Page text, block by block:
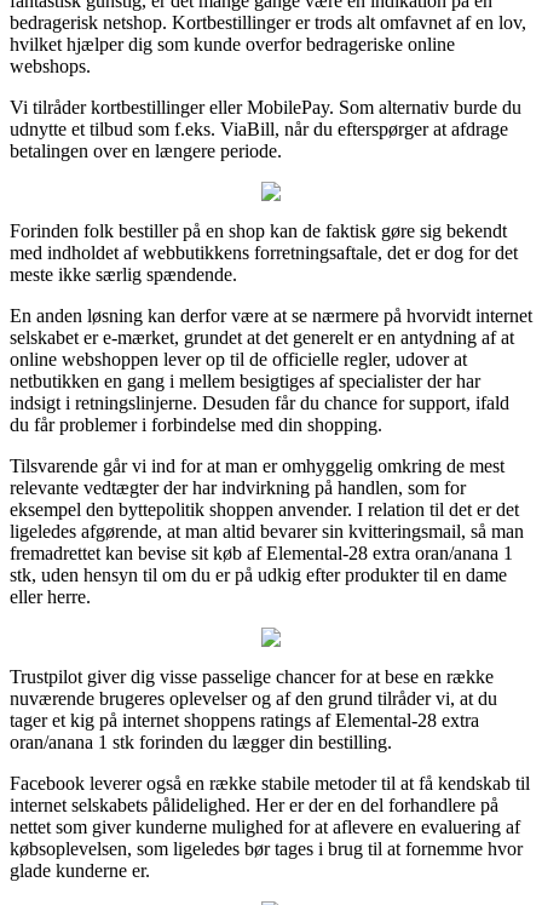
bedragerisk netshop. Kortbestillinger er trods alt omfavnet af en lov,
hvilket hjælper dig som kunde overfor bedrageriske online
webshops.
Vi tilråder kortbestillinger eller MobilePay. Som alternativ burde du
udnytte et tilbud som f.eks. ViaBill, når du efterspørger at afdrage
betalingen over en længere periode.
Forinden folk bestiller på en shop kan de faktisk gøre sig bekendt
med indholdet af webbutikkens forretningsaftale, det er dog for det
meste ikke særlig spændende.
En anden løsning kan derfor være at se nærmere på hvorvidt internet
selskabet er e-mærket, grundet at det generelt er en antydning af at
online webshoppen lever op til de officielle regler, udover at
netbutikken en gang i mellem besigtiges af specialister der har
indsigt i retningslinjerne. Desuden får du chance for support, ifald
du får problemer i forbindelse med din shopping.
Tilsvarende går vi ind for at man er omhyggelig omkring de mest
relevante vedtægter der har indvirkning på handlen, som for
eksempel den byttepolitik shoppen anvender. I relation til det er det
ligeledes afgørende, at man altid bevarer sin kvitteringsmail, så man
fremadrettet kan bevise sit køb af Elemental-28 extra oran/anana 1
stk, uden hensyn til om du er på udkig efter produkter til en dame
eller herre.
Trustpilot giver dig visse passelige chancer for at bese en række
nuværende brugeres oplevelser og af den grund tilråder vi, at du
tager et kig på internet shoppens ratings af Elemental-28 extra
oran/anana 1 stk forinden du lægger din bestilling.
Facebook leverer også en række stabile metoder til at få kendskab til
internet selskabets pålidelighed. Her er der en del forhandlere på
nettet som giver kunderne mulighed for at aflevere en evaluering af
købsoplevelsen, som ligeledes bør tages i brug til at fornemme hvor
glade kunderne er.